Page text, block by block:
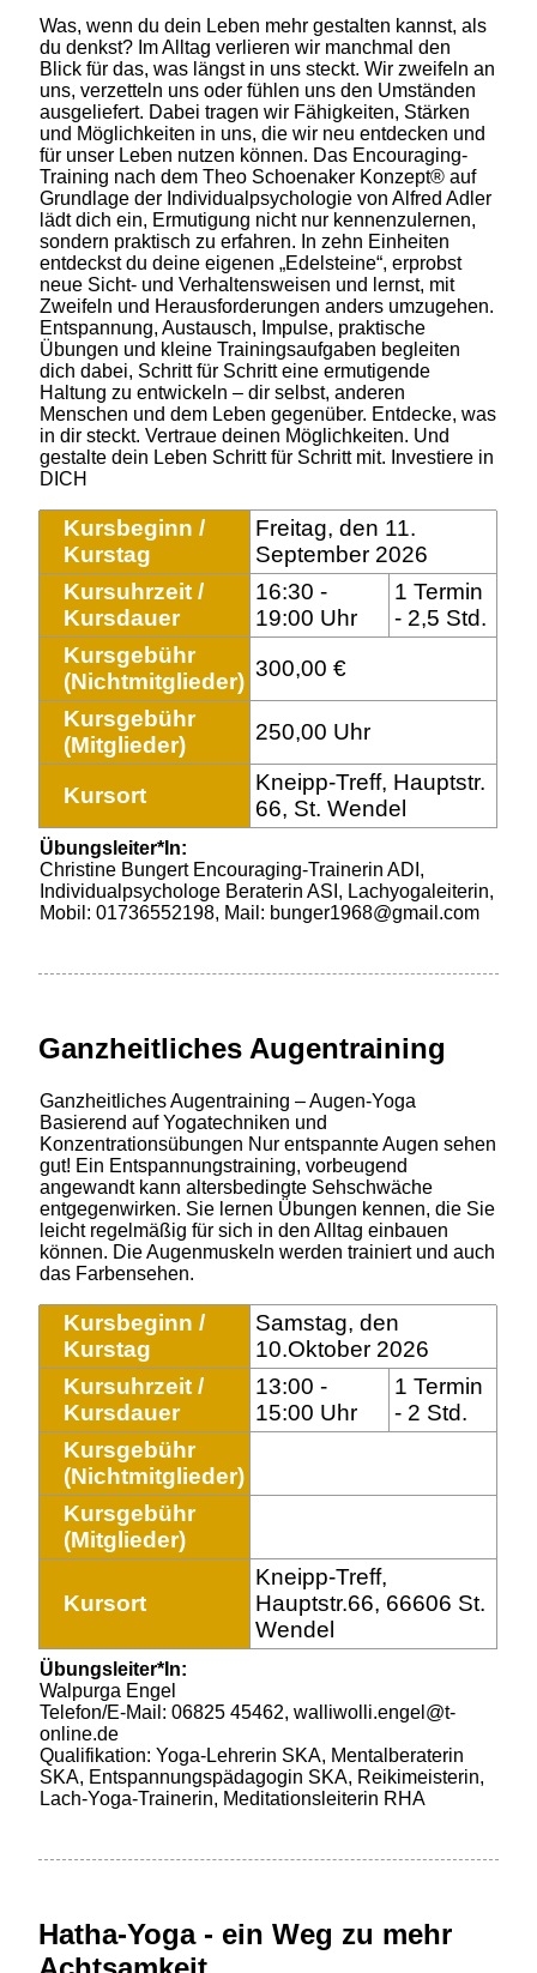
Was, wenn du dein Leben mehr gestalten kannst, als
du denkst? Im Alltag verlieren wir manchmal den
Blick für das, was längst in uns steckt. Wir zweifeln an
uns, verzetteln uns oder fühlen uns den Umständen
ausgeliefert. Dabei tragen wir Fähigkeiten, Stärken
und Möglichkeiten in uns, die wir neu entdecken und
für unser Leben nutzen können. Das Encouraging-
Training nach dem Theo Schoenaker Konzept® auf
Grundlage der Individualpsychologie von Alfred Adler
lädt dich ein, Ermutigung nicht nur kennenzulernen,
sondern praktisch zu erfahren. In zehn Einheiten
entdeckst du deine eigenen „Edelsteine“, erprobst
neue Sicht- und Verhaltensweisen und lernst, mit
Zweifeln und Herausforderungen anders umzugehen.
Entspannung, Austausch, Impulse, praktische
Übungen und kleine Trainingsaufgaben begleiten
dich dabei, Schritt für Schritt eine ermutigende
Haltung zu entwickeln – dir selbst, anderen
Menschen und dem Leben gegenüber. Entdecke, was
in dir steckt. Vertraue deinen Möglichkeiten. Und
gestalte dein Leben Schritt für Schritt mit. Investiere in
DICH
Kursbeginn /
Kurstag
Freitag, den 11.
September 2026
Kursuhrzeit /
Kursdauer
16:30 -
19:00 Uhr
1 Termin
- 2,5 Std.
Kursgebühr
(Nichtmitglieder)
300,00 €
Kursgebühr
(Mitglieder)
250,00 Uhr
Kursort
Kneipp-Treff, Hauptstr.
66, St. Wendel
Übungsleiter*In:
Christine Bungert Encouraging-Trainerin ADI,
Individualpsychologe Beraterin ASI, Lachyogaleiterin,
Mobil: 01736552198, Mail: bunger1968@gmail.com
Ganzheitliches Augentraining
Ganzheitliches Augentraining – Augen-Yoga
Basierend auf Yogatechniken und
Konzentrationsübungen Nur entspannte Augen sehen
gut! Ein Entspannungstraining, vorbeugend
angewandt kann altersbedingte Sehschwäche
entgegenwirken. Sie lernen Übungen kennen, die Sie
leicht regelmäßig für sich in den Alltag einbauen
können. Die Augenmuskeln werden trainiert und auch
das Farbensehen.
Kursbeginn /
Kurstag
Samstag, den
10.Oktober 2026
Kursuhrzeit /
Kursdauer
13:00 -
15:00 Uhr
1 Termin
- 2 Std.
Kursgebühr
(Nichtmitglieder)
Kursgebühr
(Mitglieder)
Kursort
Kneipp-Treff,
Hauptstr.66, 66606 St.
Wendel
Übungsleiter*In:
Walpurga Engel
Telefon/E-Mail: 06825 45462, walliwolli.engel@t-
online.de
Qualifikation: Yoga-Lehrerin SKA, Mentalberaterin
SKA, Entspannungspädagogin SKA, Reikimeisterin,
Lach-Yoga-Trainerin, Meditationsleiterin RHA
Hatha-Yoga - ein Weg zu mehr